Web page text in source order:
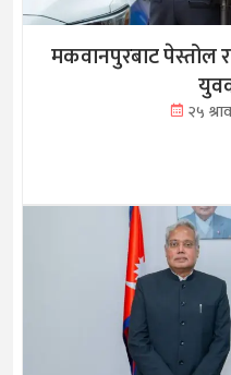
मकवानपुरबाट पेस्तोल
२५